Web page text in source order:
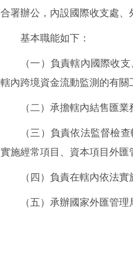
合署辦公，內設國際收支處、
基本職能如下：
（一）負責轄內國際收
轄內跨境資金流動監測的有關
（二）承擔轄內結售匯業
（三）負責依法監督檢
實施經常項目、資本項目外匯
（四）負責在轄內依法
（五）承辦國家外匯管理